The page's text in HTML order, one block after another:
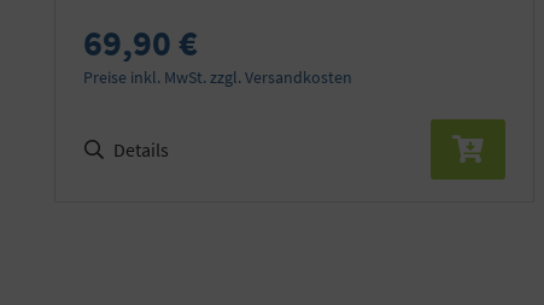
69,90 €
Preise inkl. MwSt. zzgl. Versandkosten
Details